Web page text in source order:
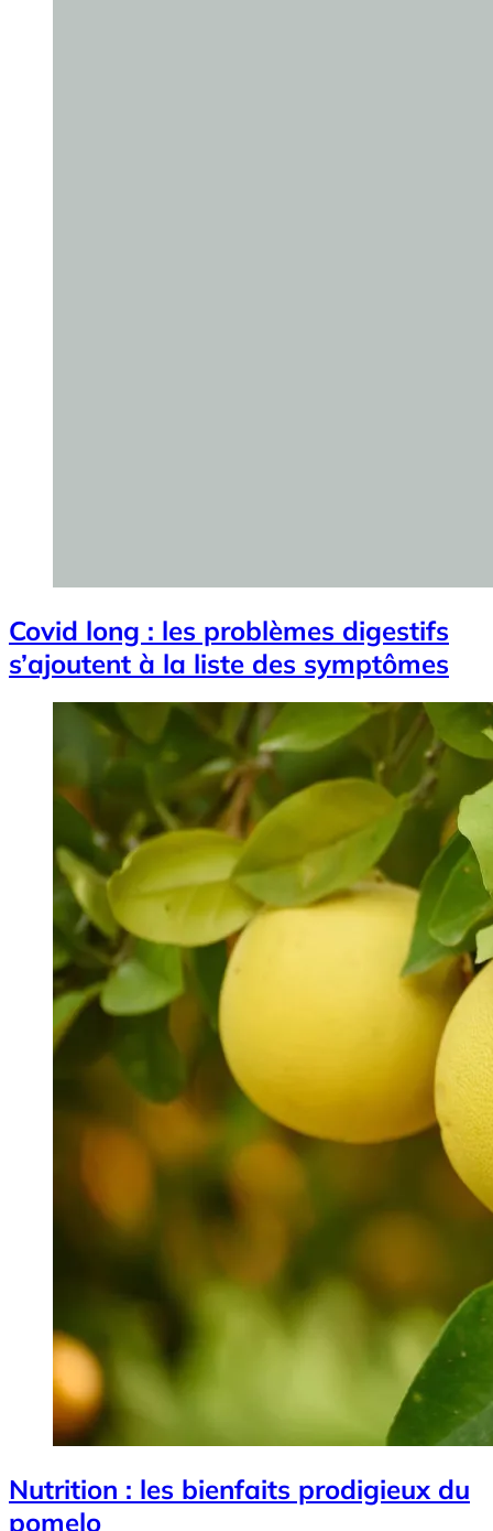
Covid long : les problèmes digestifs
s’ajoutent à la liste des symptômes
Image
Nutrition : les bienfaits prodigieux du
pomelo